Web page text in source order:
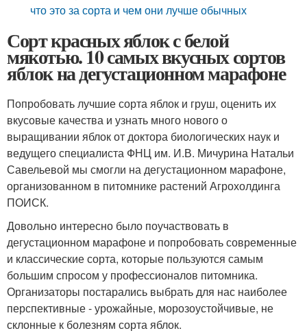
что это за сорта и чем они лучше обычных
Сорт красных яблок с белой
мякотью. 10 самых вкусных сортов
яблок на дегустационном марафоне
Попробовать лучшие сорта яблок и груш, оценить их
вкусовые качества и узнать много нового о
выращивании яблок от доктора биологических наук и
ведущего специалиста ФНЦ им. И.В. Мичурина Натальи
Савельевой мы смогли на дегустационном марафоне,
организованном в питомнике растений Агрохолдинга
ПОИСК.
Довольно интересно было поучаствовать в
дегустационном марафоне и попробовать современные
и классические сорта, которые пользуются самым
большим спросом у профессионалов питомника.
Организаторы постарались выбрать для нас наиболее
перспективные - урожайные, морозоустойчивые, не
склонные к болезням сорта яблок.